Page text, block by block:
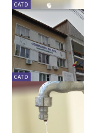
CATD
CATD